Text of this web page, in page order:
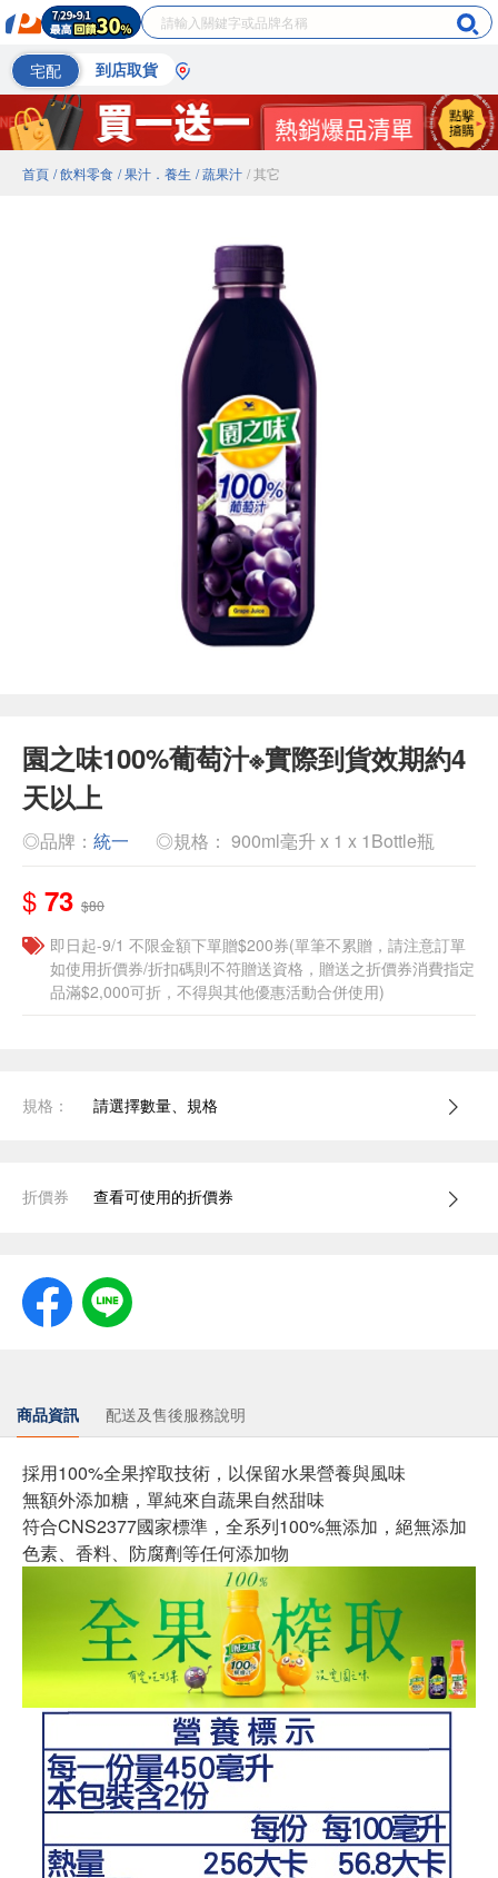
宅配 到店取貨
首頁 / 飲料零食 / 果汁．養生 / 蔬果汁 / 其它
園之味100%葡萄汁※實際到貨效期約4
天以上
◎品牌： 統一 ◎規格： 900ml毫升 x 1 x 1Bottle瓶
$ 73 $80
即日起-9/1 不限金額下單贈$200券(單筆不累贈，請注意訂單
如使用折價券/折扣碼則不符贈送資格，贈送之折價券消費指定
品滿$2,000可折，不得與其他優惠活動合併使用)
規格： 請選擇數量、規格
折價券 查看可使用的折價券
商品資訊 配送及售後服務說明
採用100%全果搾取技術，以保留水果營養與風味
無額外添加糖，單純來自蔬果自然甜味
符合CNS2377國家標準，全系列100%無添加，絕無添加
色素、香料、防腐劑等任何添加物